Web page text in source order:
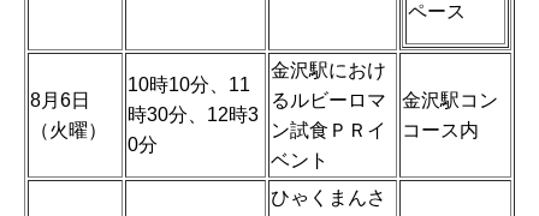
ペース
8月6日
（火曜）
10時10分、11
時30分、12時3
0分
金沢駅におけ
るルビーロマ
ン試食ＰＲイ
ベント
金沢駅コン
コース内
ひゃくまんさ